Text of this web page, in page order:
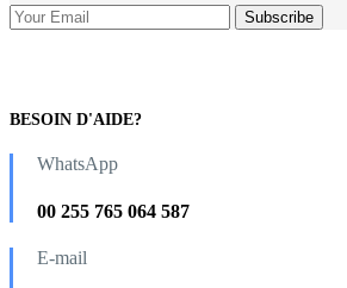
BESOIN D'AIDE?
WhatsApp
00 255 765 064 587
E-mail